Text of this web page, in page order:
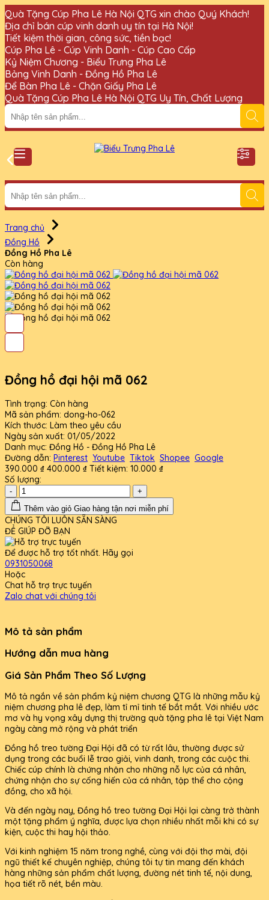
Quà Tặng Cúp Pha Lê Hà Nội QTG xin chào Quý Khách!
Địa chỉ bán cúp vinh danh uy tín tại Hà Nội!
Tiết kiệm thời gian, công sức, tiền bạc!
Cúp Pha Lê - Cúp Vinh Danh - Cúp Cao Cấp
Kỷ Niệm Chương - Biểu Trưng Pha Lê
Bảng Vinh Danh - Đồng Hồ Pha Lê
Để Bàn Pha Lê - Chặn Giấy Pha Lê
Quà Tặng Cúp Pha Lê Hà Nội QTG Uy Tín, Chất Lượng
Trang chủ
Đồng Hồ
Đồng Hồ Pha Lê
Còn hàng
Đồng hồ đại hội mã 062
Tình trạng: Còn hàng
Mã sản phẩm: dong-ho-062
Kích thước: Làm theo yêu cầu
Ngày sản xuất: 01/05/2022
Danh mục: Đồng Hồ - Đồng Hồ Pha Lê
Đường dẫn: Pinterest Youtube Tiktok Shopee Google
390.000 ₫ 400.000 ₫ Tiết kiệm: 10.000 ₫
Số lượng:
-
+
Thêm vào giỏ Giao hàng tận nơi miễn phí
CHÚNG TÔI LUÔN SẴN SÀNG
ĐỂ GIÚP ĐỠ BẠN
Để được hỗ trợ tốt nhất. Hãy gọi
0931050068
Hoặc
Chat hỗ trợ trực tuyến
Zalo chat với chúng tôi
Mô tả sản phẩm
Hướng dẫn mua hàng
Giá Sản Phẩm Theo Số Lượng
Mô tả ngắn về sản phẩm kỷ niệm chương QTG là những mẫu kỷ
niệm chương pha lê đẹp, làm tỉ mỉ tinh tế bắt mắt. Với nhiều ước
mơ và hy vọng xây dựng thị trường quà tặng pha lê tại Việt Nam
ngày càng mở rộng và phát triển
Đồng hồ treo tường Đại Hội đã có từ rất lâu, thường được sử
dụng trong các buổi lễ trao giải, vinh danh, trong các cuộc thi.
Chiếc cúp chính là chứng nhận cho những nỗ lực của cá nhân,
chứng nhận cho sự cống hiến của cá nhân, tập thể cho cộng
đồng, cho xã hội.
Và đến ngày nay, Đồng hồ treo tường Đại Hội lại càng trở thành
một tặng phẩm ý nghĩa, được lựa chọn nhiều nhất mỗi khi có sự
kiện, cuộc thi hay hội thảo.
Với kinh nghiệm 15 năm trong nghề, cùng với đội thợ mài, đội
ngũ thiết kế chuyên nghiệp, chúng tôi tự tin mang đến khách
hàng những sản phẩm chất lượng, đường nét tinh tế, nội dung,
họa tiết rõ nét, bền màu.